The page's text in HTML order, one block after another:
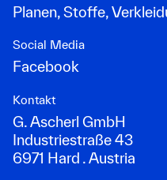
Planen, Stoffe,
Social Media
Facebook
Kontakt
G. Ascherl GmbH
Industriestraße 43
6971 Hard . Austria